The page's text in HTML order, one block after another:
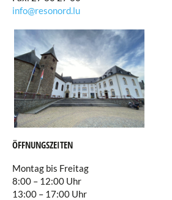
Nachbarschaftsmediation
Vermietung Gemeindesäle
Verfügbarkeit der Räumlichkeiten
info@resonord.lu
ÖFFNUNGSZEITEN
Montag bis Freitag
8:00 – 12:00 Uhr
13:00 – 17:00 Uhr